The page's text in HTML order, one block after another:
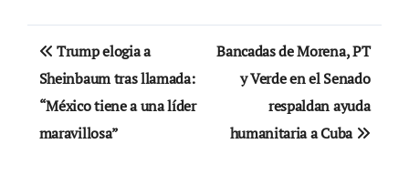
Navegación
de
entradas
Trump elogia a
Sheinbaum tras llamada:
“México tiene a una líder
maravillosa”
Bancadas de Morena, PT
y Verde en el Senado
respaldan ayuda
humanitaria a Cuba